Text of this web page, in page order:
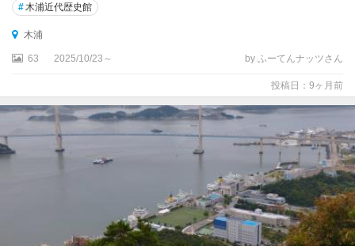
水
安
堡
稜
・
# 木浦近代歴史館
木浦
63 2025/10/23～ by ふーてんナッツさん
投稿日：9ヶ月前